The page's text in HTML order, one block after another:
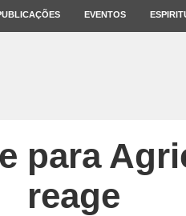
EVENTOS
para
reage